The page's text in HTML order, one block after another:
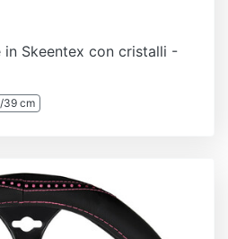
Skeentex con cristalli -
39 cm